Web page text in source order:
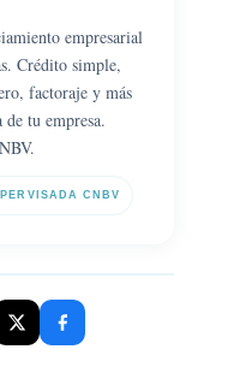
empresarial
Crédito simple,
factoraje y más
tu empresa.
CNBV